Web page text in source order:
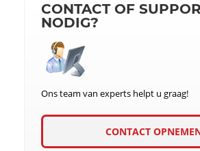
CONTACT OF
NODIG?
Ons team van experts helpt u graag!
CONTACT